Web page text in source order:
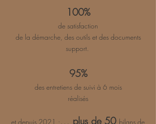
100%
de satisfaction
de la démarche, des outils et des documents
support.
95%
des entretiens de suivi à 6 mois
réalisés
et depuis 2021 : … plus de 50 bilans de